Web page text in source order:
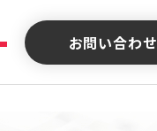
お問い合わせ